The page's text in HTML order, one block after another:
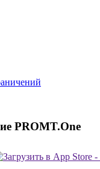
PROMT.One